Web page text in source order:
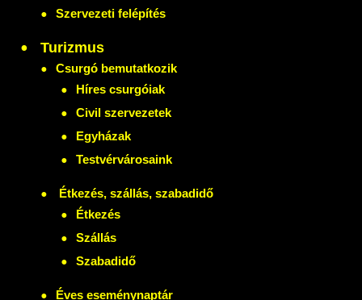
Szervezeti felépítés
Turizmus
Csurgó bemutatkozik
Híres csurgóiak
Civil szervezetek
Egyházak
Testvérvárosaink
Étkezés, szállás, szabadidő
Étkezés
Szállás
Szabadidő
Éves eseménynaptár